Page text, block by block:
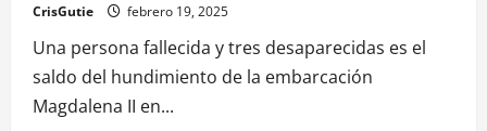
CrisGutie febrero 19, 2025
Una persona fallecida y tres desaparecidas es el
saldo del hundimiento de la embarcación
Magdalena II en...